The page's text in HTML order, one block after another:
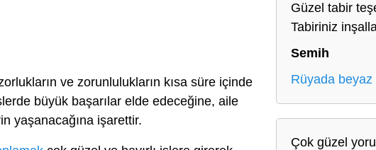
ve zorunlulukların kısa süre içinde
büyük başarılar elde edeceğine, aile
yaşanacağına işarettir.
Güzel tabir
Tabiriniz
Semih
Rüyada
Çok güzel